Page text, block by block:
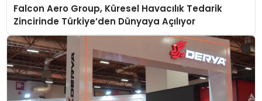
Falcon Aero Group, Küresel Havacılık Tedarik
Zincirinde Türkiye’den Dünyaya Açılıyor